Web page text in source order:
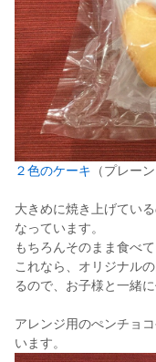
２色のケーキ （プレー
大きめに焼き上げてい
なっています。
もちろんそのまま食べ
これなら、オリジナル
るので、お子様と一緒
アレンジ用のぺンチョ
います。